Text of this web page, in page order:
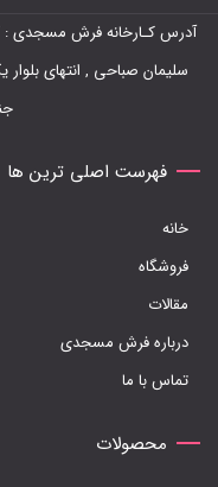
آدرس کـارخانه فرش مسجدی :
فهرست اصلی ترین ها
خانه
فروشگاه
مقالات
درباره فرش مسجدی
تماس با ما
محصولات